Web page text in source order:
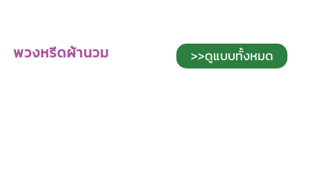
พวงหรีดผ้านวม >>ดูแบบทั้งหมด